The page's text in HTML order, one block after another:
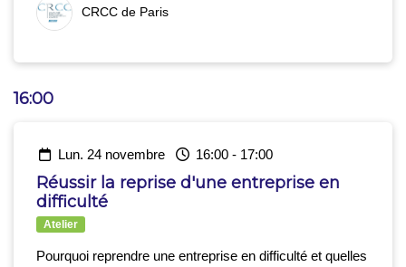
CRCC de Paris
16:00
lun. 24 novembre 16:00- 17:00
Réussir la reprise d'une entreprise en
difficulté
Atelier
Pourquoi reprendre une entreprise en difficulté et quelles